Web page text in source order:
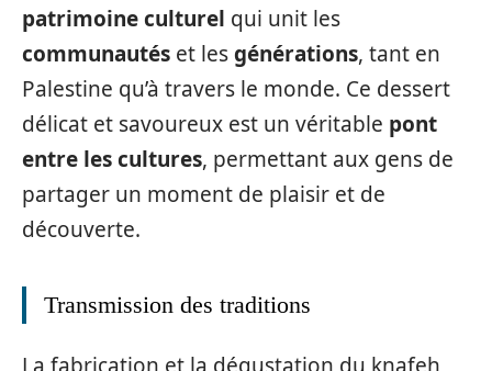
patrimoine culturel qui unit les
communautés et lesgénérations, tant en
Palestine qu’à travers le monde. Ce dessert
délicat et savoureux est un véritable pont
entre les cultures, permettant aux gens de
partager un moment de plaisir et de
découverte.
Transmission des traditions